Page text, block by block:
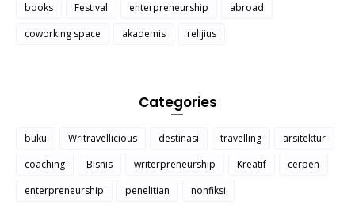
books
Festival enterpreneurship
abroad
coworking space
akademis relijius
Categories
buku Writravellicious destinasi travelling
arsitektur
coaching
Bisnis writerpreneurship Kreatif
cerpen
enterpreneurship
penelitian nonfiksi